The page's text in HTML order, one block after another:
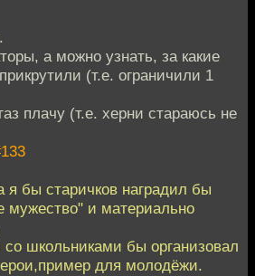
а можно узнать, за какие
(т.е. ограничили 1
плачу (т.е. херни стараюсь не
бы старичков наградил бы
мужество" и материально
школьниками бы организовал
для молодёжи.